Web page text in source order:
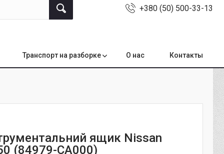
+380 (50) 500-33-13
Транспорт на разборке О нас Контакты
ящик Nissan
(84979-CA000)